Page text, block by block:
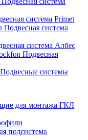
система Primet
Подвесная система
система Албес
Подвесная
Подвесные системы
для монтажа ГКЛ
подсистема